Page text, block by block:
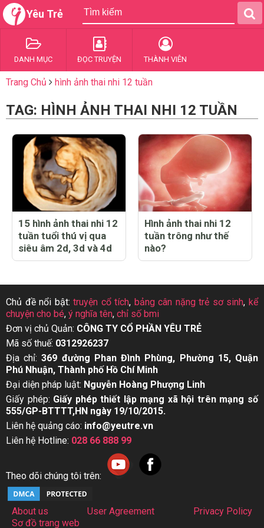
Yêu Trẻ
DANH MỤC ĐỌC TRUYỆN THÀNH VIÊN
Trang Chủ hình ảnh thai nhi 12 tuần
TAG: HÌNH ẢNH THAI NHI 12 TUẦN
15 hình ảnh thai nhi 12
tuần tuổi thú vị qua
siêu âm 2d, 3d và 4d
Hình ảnh thai nhi 12
tuần trông như thế
nào?
Chủ đề nổi bật:truyện cổ tích, bảng cân nặng trẻ sơ sinh,kể
chuyện cho bé, ý nghĩa tên, chỉ số bmi
Đơn vị chủ Quản: CÔNG TY CỔ PHẦN YÊU TRẺ
Mã số thuế: 0312926237
Địa chỉ:369 đường Phan Đình Phùng, Phường 15, Quận
Phú Nhuận, Thành phố Hồ Chí Minh
Đại diện pháp luật: Nguyễn Hoàng Phượng Linh
Giấy phép: Giấy phép thiết lập mạng xã hội trên mạng số
555/GP-BTTTT,HN ngày 19/10/2015.
Liên hệ quảng cáo: info@yeutre.vn
Liên hệ Hotline: 028 66 888 99
Theo dõi chúng tôi trên:
About us User Agreement
Privacy Policy
Sơ đồ trang web